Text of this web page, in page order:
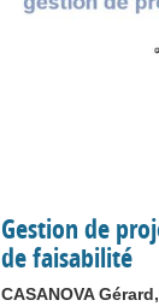
Gestion de
de faisabilité
CASANOVA